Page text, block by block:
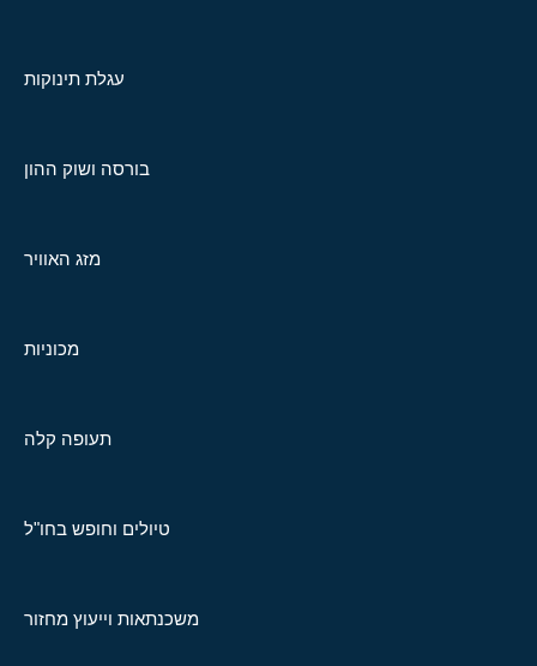
עגלת תינוקות
בורסה ושוק ההון
מזג האוויר
מכוניות
תעופה קלה
טיולים וחופש בחו"ל
משכנתאות וייעוץ מחזור